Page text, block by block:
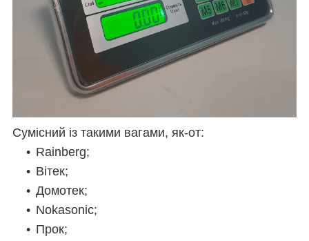
Сумісний із такими вагами, як-от:
Rainberg;
Вітек;
Домотек;
Nokasonic;
Прок;